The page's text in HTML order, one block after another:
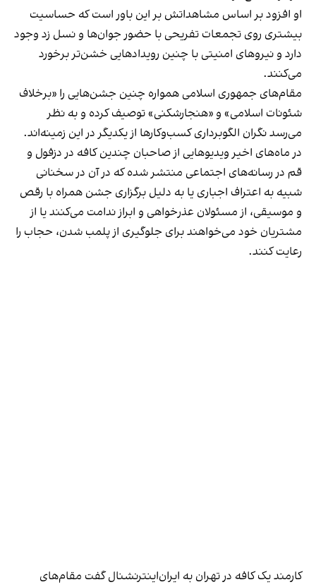
او افزود بر اساس مشاهداتش بر این باور است که حساسیت
بیشتری روی تجمعات تفریحی با حضور جوان‌ها و نسل زد وجود
دارد و نیروهای امنیتی با چنین رویدادهایی خشن‌تر برخورد
می‌کنند.
مقام‌های جمهوری اسلامی همواره چنین جشن‌هایی را «برخلاف
شئونات اسلامی» و «هنجارشکنی» توصیف کرده و به نظر
می‌رسد نگران الگوبرداری کسب‌وکارها از یکدیگر در این زمینه‌اند.
در ماه‌های اخیر ویدیوهایی از صاحبان چندین کافه در دزفول و
قم در رسانه‌های اجتماعی منتشر شده که در آن در سخنانی
شبیه به اعتراف اجباری یا به دلیل برگزاری جشن همراه با رقص
و موسیقی، از مسئولان عذرخواهی و ابراز ندامت می‌کنند یا از
مشتریان خود می‌خواهند برای جلوگیری از پلمب شدن، حجاب را
رعایت کنند.
کارمند یک کافه در تهران به ایران‌اینترنشنال گفت مقام‌های